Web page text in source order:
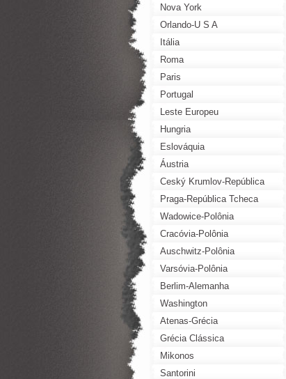
Nova York
Orlando-U S A
Itália
Roma
Paris
Portugal
Leste Europeu
Hungria
Eslováquia
Áustria
Ceský Krumlov-República
Tcheca
Praga-República Tcheca
Wadowice-Polônia
Cracóvia-Polônia
Auschwitz-Polônia
Varsóvia-Polônia
Berlim-Alemanha
Washington
Atenas-Grécia
Grécia Clássica
Mikonos
Santorini